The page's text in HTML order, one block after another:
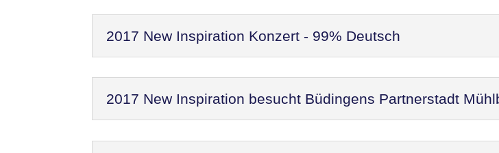
2017 New Inspiration Konzert - 99% Deutsch
2017 New Inspiration besucht Büdingens Partnerstadt